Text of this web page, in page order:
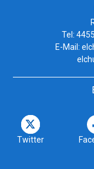
Tel:
E-Mail:
Twitter